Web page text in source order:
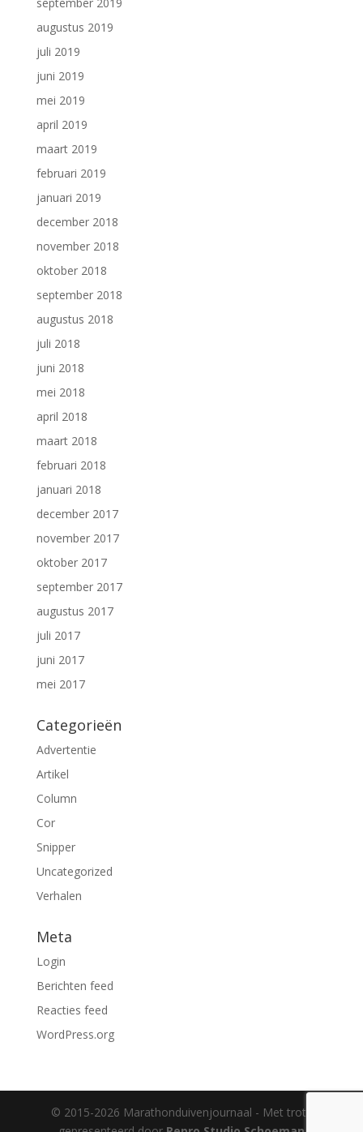
augustus 2019
juli 2019
juni 2019
mei 2019
april 2019
maart 2019
februari 2019
januari 2019
december 2018
november 2018
oktober 2018
september 2018
augustus 2018
juli 2018
juni 2018
mei 2018
april 2018
maart 2018
februari 2018
januari 2018
december 2017
november 2017
oktober 2017
september 2017
augustus 2017
juli 2017
juni 2017
mei 2017
Categorieën
Advertentie
Artikel
Column
Cor
Snipper
Uncategorized
Verhalen
Meta
Login
Berichten feed
Reacties feed
WordPress.org
© 2015-2026 Marathonduivenjournaal - Met trots